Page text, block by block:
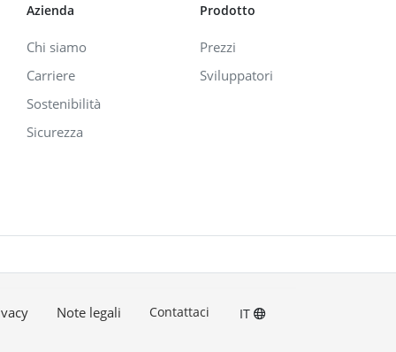
Azienda
Chi siamo
Carriere
Sostenibilità
Sicurezza
Prodotto
Prezzi
Sviluppatori
Note legali Contattaci IT